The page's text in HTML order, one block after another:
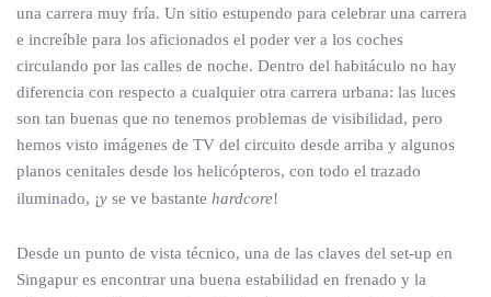
una carrera muy fría. Un sitio estupendo para celebrar una carrera
e increíble para los aficionados el poder ver a los coches
circulando por las calles de noche. Dentro del habitáculo no hay
diferencia con respecto a cualquier otra carrera urbana: las luces
son tan buenas que no tenemos problemas de visibilidad, pero
hemos visto imágenes de TV del circuito desde arriba y algunos
planos cenitales desde los helicópteros, con todo el trazado
iluminado, ¡y se ve bastante hardcore!
Desde un punto de vista técnico, una de las claves del set-up en
Singapur es encontrar una buena estabilidad en frenado y la